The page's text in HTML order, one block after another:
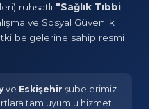
ruhsatlı "Sağlık Tıbbi
ve Sosyal Güvenlik
belgelerine sahip resmi
ve Eskişehir şubelerimiz
tam uyumlu hizmet